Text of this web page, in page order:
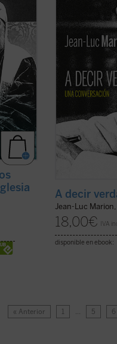
especializado
Paul-François
Marion ...(ver
A decir
Jean-Luc
18,00€ IVA
disponible en ebook:
« Anterior 1 … 5 6